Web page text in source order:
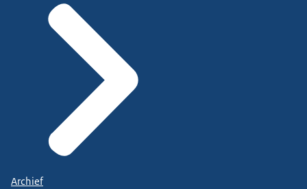
Archief